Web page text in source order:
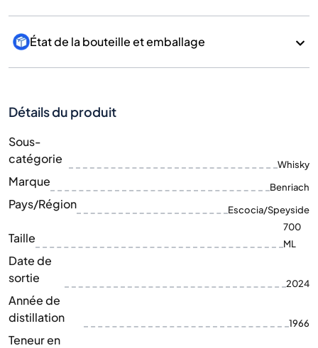
État de la bouteille et emballage
Détails du produit
Sous-
catégorie
Whisky
Marque Benriach
Pays/Région Escocia/Speyside
Taille
700
ML
Date de
sortie
2024
Année de
distillation
1966
Teneur en